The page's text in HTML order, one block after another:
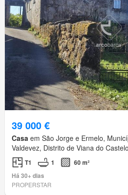
39 000 €
Casa em São Jorge e Ermelo,
Valdevez, Distrito de Viana do Castelo
T1 1
60 m²
Há 30+ dias
PROPERSTAR